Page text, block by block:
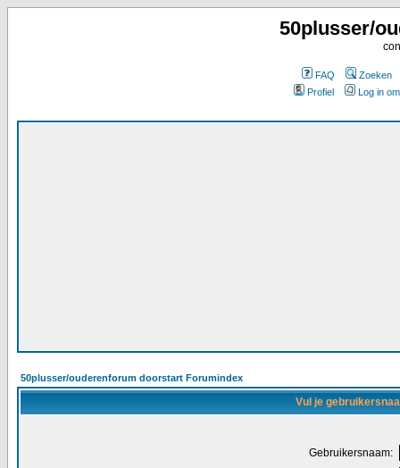
50plusser/
FAQ
Zoeken
Profiel
Log in
50plusser/ouderenforum doorstart Forumindex
Vul je
Gebruikersnaam: